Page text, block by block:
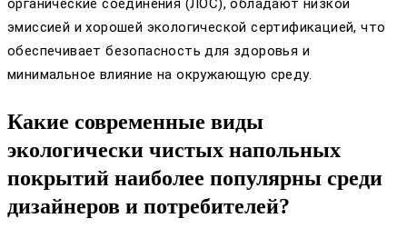
эмиссией и хорошей экологической сертификацией, что
обеспечивает безопасность для здоровья и
минимальное влияние на окружающую среду.
Какие современные виды
экологически чистых напольных
покрытий наиболее популярны среди
дизайнеров и потребителей?